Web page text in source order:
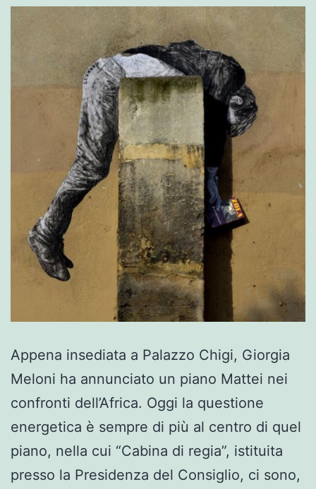
Appena insediata a Palazzo Chigi, Giorgia
Meloni ha annunciato un piano Mattei nei
confronti dell’Africa. Oggi la questione
energetica è sempre di più al centro di quel
piano, nella cui “Cabina di regia”, istituita
presso la Presidenza del Consiglio, ci sono,